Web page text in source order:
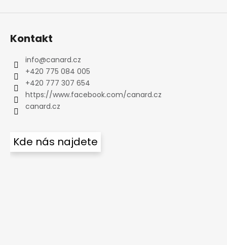
Kontakt
info@canard.cz
+420 775 084 005
+420 777 307 654
https://www.facebook.com/canard.cz
canard.cz
Kde nás najdete